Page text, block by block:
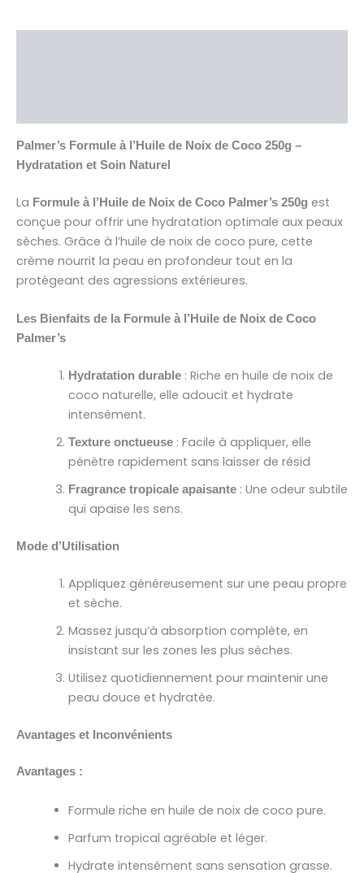
Palmer’s Formule à l’Huile de Noix de Coco 250g –
Hydratation et Soin Naturel
La Formule à l’Huile de Noix de Coco Palmer’s 250g est
conçue pour offrir une hydratation optimale aux peaux
sèches. Grâce à l’huile de noix de coco pure, cette
crème nourrit la peau en profondeur tout en la
protégeant des agressions extérieures.
Les Bienfaits de la Formule à l’Huile de Noix de Coco
Palmer’s
Hydratation durable : Riche en huile de noix de
coco naturelle, elle adoucit et hydrate
intensément.
Texture onctueuse : Facile à appliquer, elle
pénètre rapidement sans laisser de résid
Fragrance tropicale apaisante : Une odeur subtile
qui apaise les sens.
Mode d’Utilisation
Appliquez généreusement sur une peau propre
et sèche.
Massez jusqu’à absorption complète, en
insistant sur les zones les plus sèches.
Utilisez quotidiennement pour maintenir une
peau douce et hydratée.
Avantages et Inconvénients
Avantages :
Formule riche en huile de noix de coco pure.
Parfum tropical agréable et léger.
Hydrate intensément sans sensation grasse.